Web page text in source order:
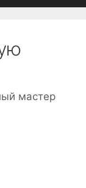
мастер